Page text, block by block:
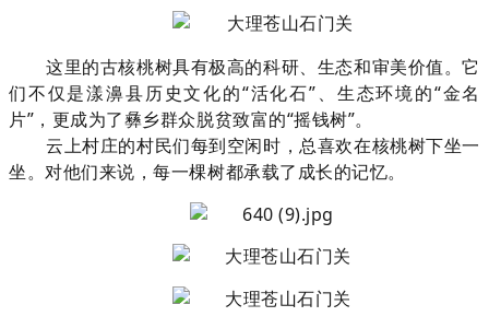
这里的古核桃树具有极高的科研、生态和审美价值。它
们不仅是漾濞县历史文化的“活化石”、生态环境的“金名
片”，更成为了彝乡群众脱贫致富的“摇钱树”。
云上村庄的村民们每到空闲时，总喜欢在核桃树下坐一
坐。对他们来说，每一棵树都承载了成长的记忆。